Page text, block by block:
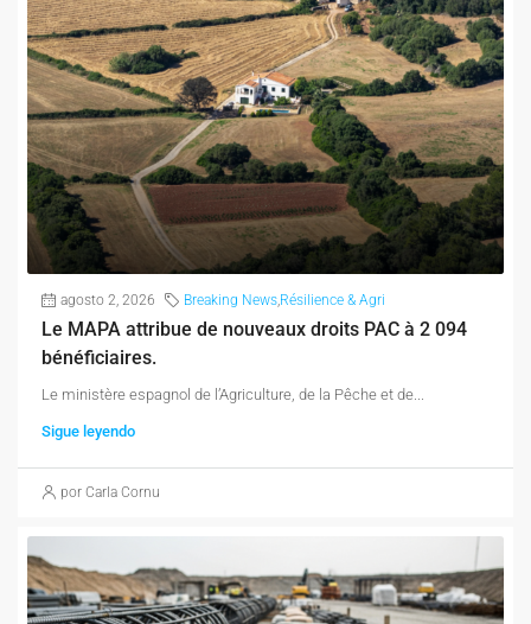
agosto 2, 2026 Breaking News Résilience & Agri
Le MAPA attribue de nouveaux droits PAC à 2 094
bénéficiaires.
Le ministère espagnol de l’Agriculture, de la Pêche et de...
Sigue leyendo
por Carla Cornu